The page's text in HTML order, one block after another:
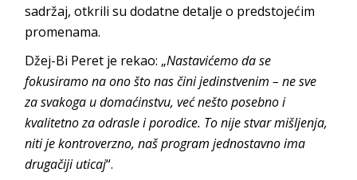
sadržaj, otkrili su dodatne detalje o predstojećim
promenama.
Džej-Bi Peret je rekao: „Nastavićemo da se
fokusiramo na ono što nas čini jedinstvenim – ne sve
za svakoga u domaćinstvu, već nešto posebno i
kvalitetno za odrasle i porodice. To nije stvar mišljenja,
niti je kontroverzno, naš program jednostavno ima
drugačiji uticaj“.